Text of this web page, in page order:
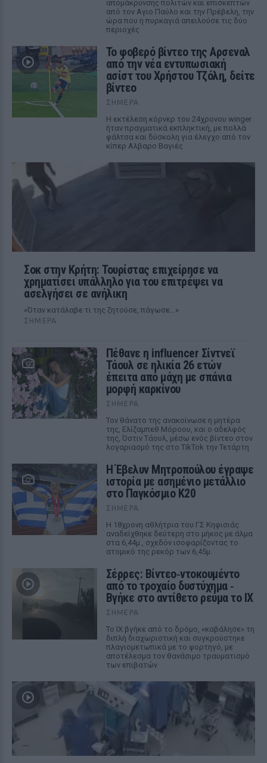
απομάκρυνσης πολιτών και επισκεπτών
από τον Αγιο Παύλο και την Πρέβελη, την
ώρα που η πυρκαγιά απειλούσε τις δύο
περιοχές
Το φοβερό βίντεο της Αρσεναλ
από την νέα εντυπωσιακή
ασίστ του Χρήστου Τζόλη, δείτε
βίντεο
ΣΉΜΕΡΑ
Η εκτέλεση κόρνερ του 24χρονου winger
ήταν πραγματικά εκπληκτική, με πολλά
φάλτσα και δύσκολη για έλεγχο από τον
κίπερ Αλβαρο Βαγιές
Σοκ στην Κρήτη: Τουρίστας επιχείρησε να
χρηματίσει υπάλληλο για του επιτρέψει να
ασελγήσει σε ανήλικη
«Όταν κατάλαβε τι της ζητούσε, πάγωσε...»
ΣΉΜΕΡΑ
Πέθανε η influencer Σίντνεϊ
Τάουλ σε ηλικία 26 ετών
έπειτα από μάχη με σπάνια
μορφή καρκίνου
ΣΉΜΕΡΑ
Τον θάνατο της ανακοίνωσε η μητέρα
της, Ελίζαμπεθ Μόροου, και ο αδελφός
της, Όστιν Τάουλ, μέσω ενός βίντεο στον
λογαριασμό της στο TikTok την Τετάρτη
Η Έβελυν Μητροπούλου έγραψε
ιστορία με ασημένιο μετάλλιο
στο Παγκόσμιο Κ20
ΣΉΜΕΡΑ
Η 18χρονη αθλήτρια του ΓΣ Κηφισιάς
αναδείχθηκε δεύτερη στο μήκος με άλμα
στα 6,44μ., σχεδόν ισοφαρίζοντας το
ατομικό της ρεκόρ των 6,45μ.
Σέρρες: Βίντεο‑ντοκουμέντο
από το τροχαίο δυστύχημα ‑
Βγήκε στο αντίθετο ρεύμα το ΙΧ
ΣΉΜΕΡΑ
Το ΙΧ βγήκε από το δρόμο, «καβάλησε» τη
διπλή διαχωριστική και συγκρούστηκε
πλαγιομετωπικά με το φορτηγό, με
αποτέλεσμα τον θανάσιμο τραυματισμό
των επιβατών